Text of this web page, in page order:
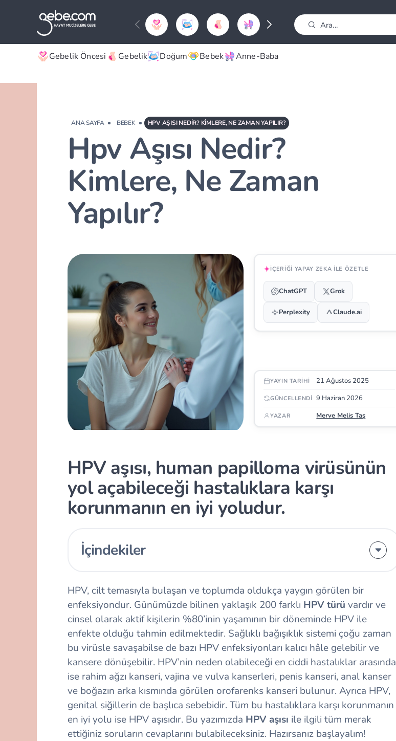
Gebelik Öncesi Gebelik Doğum Bebek Anne-Baba
ANA SAYFA BEBEK HPV AŞISI NEDIR? KIMLERE, NE ZAMAN YAPILIR?
Hpv Aşısı Nedir?
Kimlere, Ne Zaman
Yapılır?
İÇERIĞI YAPAY ZEKA ILE ÖZETLE
ChatGPT Grok
Perplexity Claude.ai
YAYIN TARIHI 21 Ağustos 2025
GÜNCELLENDI 9 Haziran 2026
YAZAR Merve Melis Taş
HPV aşısı, human papilloma virüsünün
yol açabileceği hastalıklara karşı
korunmanın en iyi yoludur.
İçindekiler
HPV, cilt temasıyla bulaşan ve toplumda oldukça yaygın görülen bir
enfeksiyondur. Günümüzde bilinen yaklaşık 200 farklı HPV türü vardır ve
cinsel olarak aktif kişilerin %80’inin yaşamının bir döneminde HPV ile
enfekte olduğu tahmin edilmektedir. Sağlıklı bağışıklık sistemi çoğu zaman
bu virüsle savaşabilse de bazı HPV enfeksiyonları kalıcı hâle gelebilir ve
kansere dönüşebilir. HPV’nin neden olabileceği en ciddi hastalıklar arasında
ise rahim ağzı kanseri, vajina ve vulva kanserleri, penis kanseri, anal kanser
ve boğazın arka kısmında görülen orofarenks kanseri bulunur. Ayrıca HPV,
genital siğillerin de başlıca sebebidir. Tüm bu hastalıklara karşı korunmanın
en iyi yolu ise HPV aşısıdır. Bu yazımızda HPV aşısı ile ilgili tüm merak
ettiğiniz soruların cevaplarını bulabileceksiniz. Hazırsanız başlayalım!